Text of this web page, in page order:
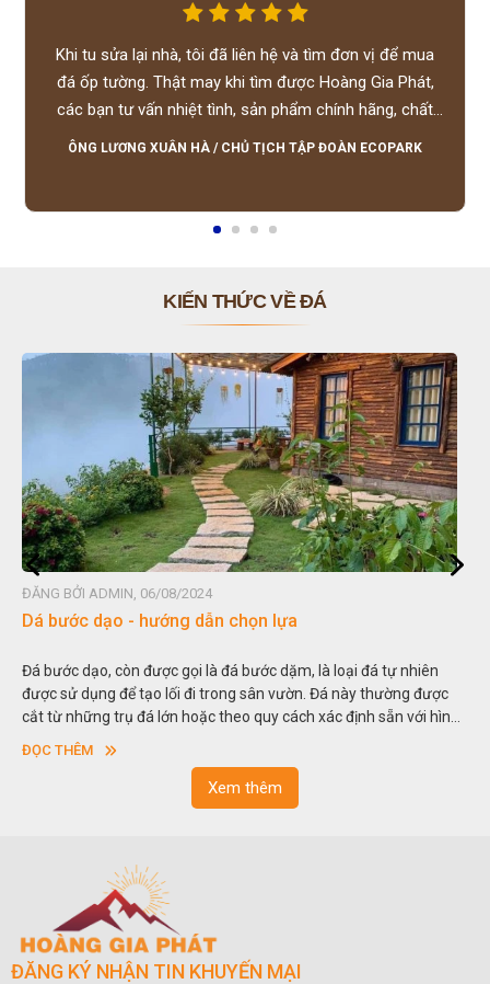
Khi tu sửa lại nhà, tôi đã liên hệ và tìm đơn vị để mua
đá ốp tường. Thật may khi tìm được Hoàng Gia Phát,
các bạn tư vấn nhiệt tình, sản phẩm chính hãng, chất
lượng tốt, giá hợp lý, hỗ trợ tận tình.
ÔNG LƯƠNG XUÂN HÀ / CHỦ TỊCH TẬP ĐOÀN ECOPARK
KIẾN THỨC VỀ ĐÁ
ĐĂNG BỞI ADMIN, 06/08/2024
Đá non bộ - cách lựa chọn non bộ đẹp
Hòn non bộ được biết đến là một nghệ thuật xây dựng, sắp đặt,
thu nhỏ, đưa mô hình những ngọn núi to lớn ngoài tự nhiên vào
trong các vườn cảnh. Hay nói một cách khác, người ta gọi là “giả
sơn”. Nghệ thuật hòn non bộ nhằm phục vụ cho mục đích thưởng
ĐỌC THÊM
Xem thêm
ĐĂNG KÝ NHẬN TIN KHUYẾN MẠI